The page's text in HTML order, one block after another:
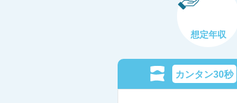
想定年収
カンタン30秒